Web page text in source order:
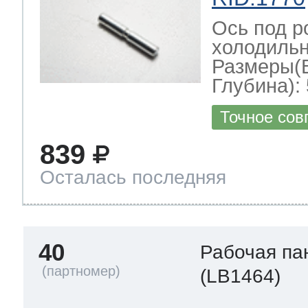
Ось под
Глубина):
Точное
839
Осталась последняя
40
Рабочая
(LB1464)